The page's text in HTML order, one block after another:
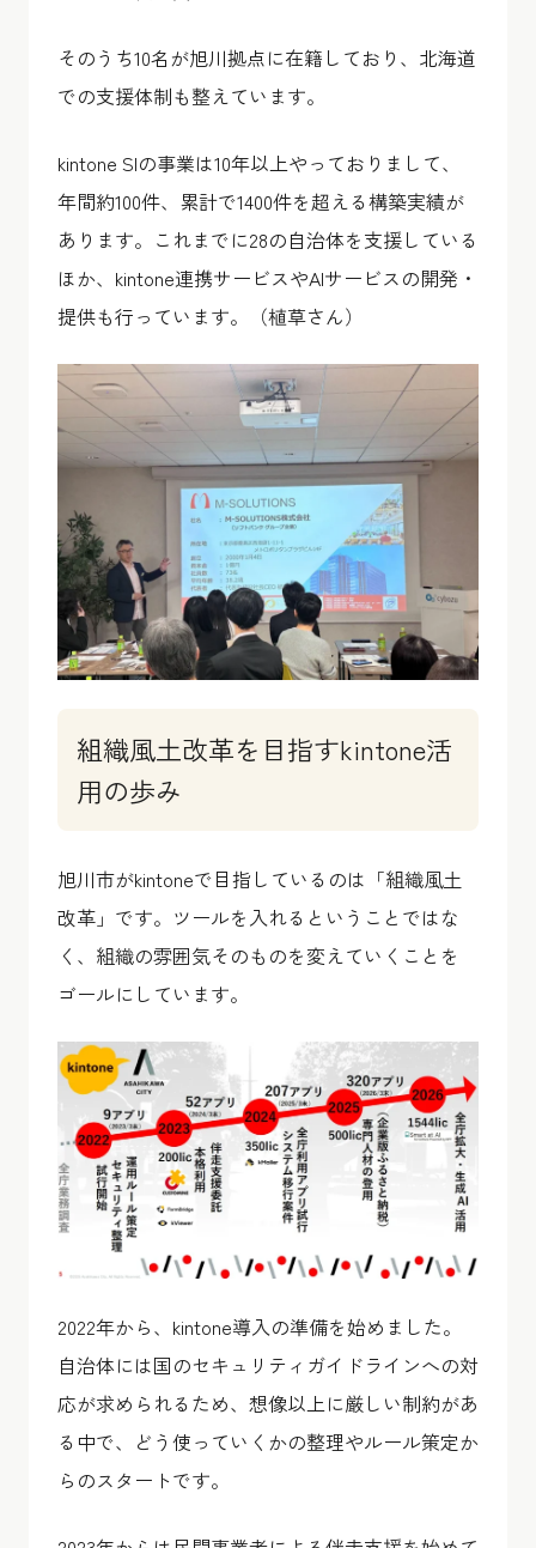
そのうち10名が旭川拠点に在籍しており、北海道
での支援体制も整えています。
kintone SIの事業は10年以上やっておりまして、
年間約100件、累計で1400件を超える構築実績が
あります。これまでに28の自治体を支援している
ほか、kintone連携サービスやAIサービスの開発・
提供も行っています。（植草さん）
組織風土改革を目指すkintone活
用の歩み
旭川市がkintoneで目指しているのは「組織風土
改革」です。ツールを入れるということではな
く、組織の雰囲気そのものを変えていくことを
ゴールにしています。
2022年から、kintone導入の準備を始めました。
自治体には国のセキュリティガイドラインへの対
応が求められるため、想像以上に厳しい制約があ
る中で、どう使っていくかの整理やルール策定か
らのスタートです。